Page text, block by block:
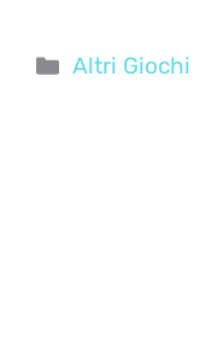
Categorie
Altri Giochi